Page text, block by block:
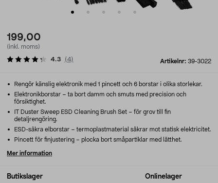
199,00
(inkl. moms)
Artikelnr: 39-3022
4.3 (4)
Butikslager Onlinelager
Rengör känslig elektronik med 1 pincett och 6 borstar i olika storlekar.
Elektronikborstar – ta bort damm och smuts med precision och
försiktighet.
IT Duster Sweep ESD Cleaning Brush Set – för grov till fin
detaljrengöring.
ESD-säkra elborstar – termoplastmaterial säkrar mot statisk elektricitet.
Pincett för finjustering – plocka bort småpartiklar med lätthet.
Mer information